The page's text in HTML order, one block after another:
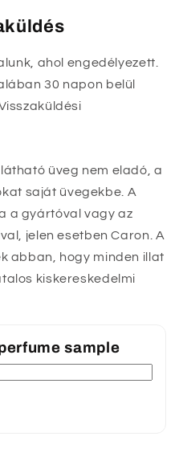
ahol engedélyezett.
30 napon belül
üveg nem eladó, a
saját üvegekbe. A
a gyártóval vagy az
jelen esetben Caron. A
abban, hogy minden illat
kiskereskedelmi
sample